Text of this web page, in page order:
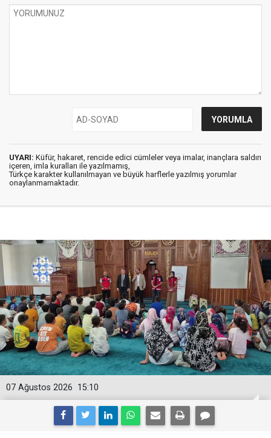
UYARI: Küfür, hakaret, rencide edici cümleler veya imalar, inançlara saldırı
içeren, imla kuralları ile yazılmamış,
Türkçe karakter kullanılmayan ve büyük harflerle yazılmış yorumlar
onaylanmamaktadır.
15:10
07 Ağustos 2026